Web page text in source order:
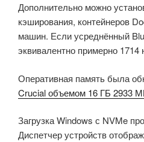
Дополнительно можно
кэширования, контейнеров
машин. Если усреднённый
эквивалентно примерно
Оперативная память была
Crucial объемом 16 ГБ 2933
Загрузка Windows с NVMe
Диспетчер устройств